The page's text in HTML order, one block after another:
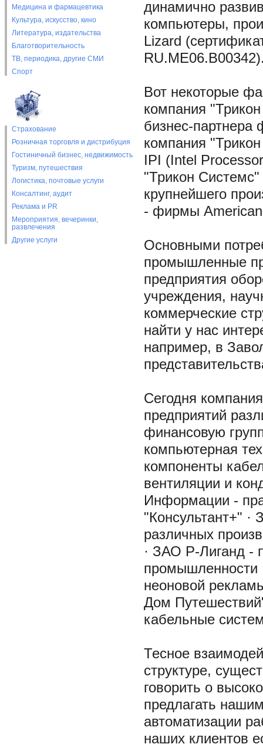
Медицина и фармацевтика
Культура, искусство, кино
Литература, издательства
Благотворительность
ТВ, периодика, другие СМИ
Спорт
Страхование
Розничная торговля и дистрибуция
Гостиничный бизнес, недвижимость
Туризм, путешествия
Логистика, почтовые услуги
Консалтинг, аудит
Реклама и PR
Мероприятия, вечеринки,
развлечения
Другие услуги
динамично
компьютеры,
Lizard
Вот некоторые
компания
бизнес-
компания
IPI (Intel
"Трикон Системс"
крупнейшего
- фирмы American
Основными
промышленные
предприятия
учреждения,
коммерческие
найти у нас
например, в
Сегодня
предприятий
финансовую
компьютерная
компоненты
вентиляции и
Информации -
"Консультант+"
различных
· ЗАО Р-Лиганд -
промышленности
неоновой
Дом
кабельные
Тесное
структуре,
говорить о
предлагать
автоматизации
наших клиентов